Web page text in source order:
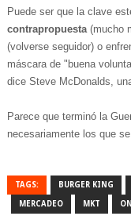
Puede ser que la clave
contrapropuesta(mucho
(volverse seguidor) o
máscara de "buena
dice Steve McDonalds,
Parece que terminó la
necesariamente los que
TAGS: BURGER KING
MERCADEO MKT